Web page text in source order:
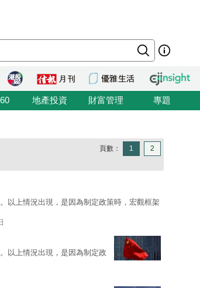
地產投資 財富管理 專題
頁數： 1 2
以上情況出現，是因為制定政策時，宏觀框架
以上情況出現，是因為制定政